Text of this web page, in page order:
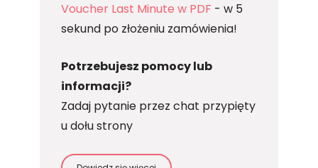
Voucher Last Minute w PDF - w 5
sekund po złożeniu zamówienia!
Potrzebujesz pomocy lub
informacji?
Zadaj pytanie przez chat przypięty
u dołu strony